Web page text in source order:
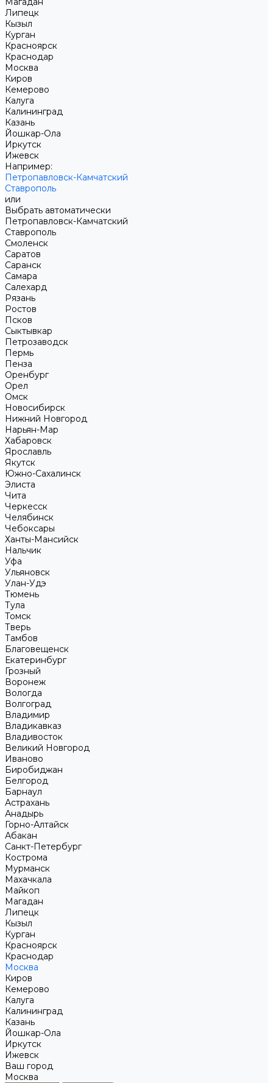
Липецк
Кызыл
Курган
Красноярск
Краснодар
Москва
Киров
Кемерово
Калуга
Калининград
Казань
Йошкар-Ола
Иркутск
Ижевск
Например:
Петропавловск-Камчатский
Ставрополь
или
Выбрать автоматически
Петропавловск-Камчатский
Ставрополь
Смоленск
Саратов
Саранск
Самара
Салехард
Рязань
Ростов
Псков
Сыктывкар
Петрозаводск
Пермь
Пенза
Оренбург
Орел
Омск
Новосибирск
Нижний Новгород
Нарьян-Мар
Хабаровск
Ярославль
Якутск
Южно-Сахалинск
Элиста
Чита
Черкесск
Челябинск
Чебоксары
Ханты-Мансийск
Нальчик
Уфа
Ульяновск
Улан-Удэ
Тюмень
Тула
Томск
Тверь
Тамбов
Благовещенск
Екатеринбург
Грозный
Воронеж
Вологда
Волгоград
Владимир
Владикавказ
Владивосток
Великий Новгород
Иваново
Биробиджан
Белгород
Барнаул
Астрахань
Анадырь
Горно-Алтайск
Абакан
Санкт-Петербург
Кострома
Мурманск
Махачкала
Майкоп
Магадан
Липецк
Кызыл
Курган
Красноярск
Краснодар
Москва
Киров
Кемерово
Калуга
Калининград
Казань
Йошкар-Ола
Иркутск
Ижевск
Ваш город
Москва